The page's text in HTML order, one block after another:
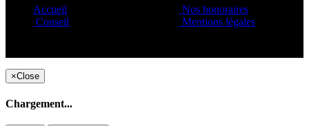
Accueil
Conseil
Nos honoraires
Mentions légales
×Close
Chargement...